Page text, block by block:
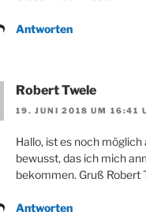
Antworten
Robert Twele
19. JUNI 2018 UM 16:41
Hallo, ist es noch
bewusst, das ich mich
bekommen. Gruß Robert
Antworten